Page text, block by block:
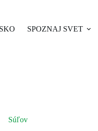
SPOZNAJ SVET
Súľov